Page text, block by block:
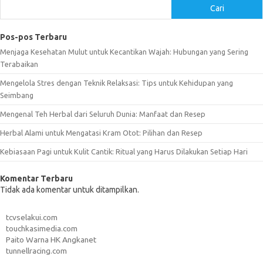
Cari
Pos-pos Terbaru
Menjaga Kesehatan Mulut untuk Kecantikan Wajah: Hubungan yang Sering
Terabaikan
Mengelola Stres dengan Teknik Relaksasi: Tips untuk Kehidupan yang
Seimbang
Mengenal Teh Herbal dari Seluruh Dunia: Manfaat dan Resep
Herbal Alami untuk Mengatasi Kram Otot: Pilihan dan Resep
Kebiasaan Pagi untuk Kulit Cantik: Ritual yang Harus Dilakukan Setiap Hari
Komentar Terbaru
Tidak ada komentar untuk ditampilkan.
tcvselakui.com
touchkasimedia.com
Paito Warna HK Angkanet
tunnellracing.com